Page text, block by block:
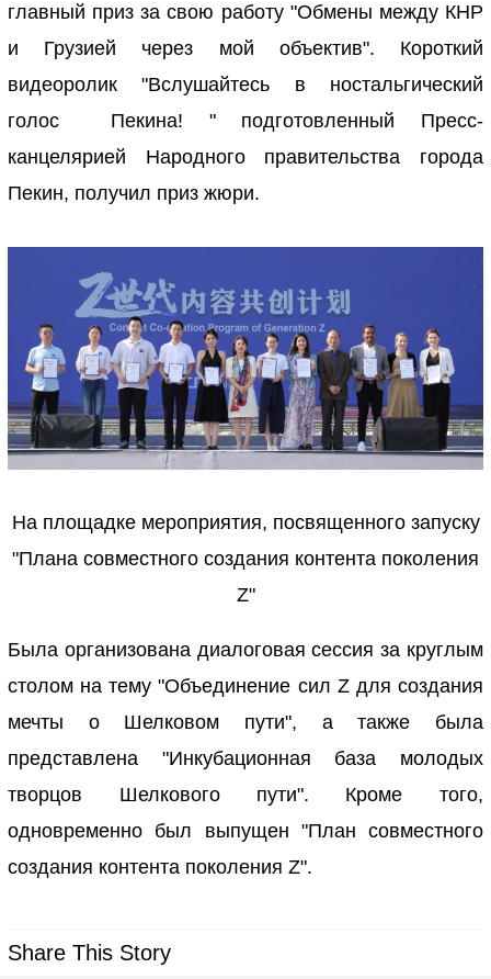
главный приз за свою работу "Обмены между КНР
и Грузией через мой объектив". Короткий
видеоролик "Вслушайтесь в ностальгический
голос Пекина! " подготовленный Пресс-
канцелярией Народного правительства города
Пекин, получил приз жюри.
На площадке мероприятия, посвященного запуску
"Плана совместного создания контента поколения
Z"
Была организована диалоговая сессия за круглым
столом на тему "Объединение сил Z для создания
мечты о Шелковом пути", а также была
представлена "Инкубационная база молодых
творцов Шелкового пути". Кроме того,
одновременно был выпущен "План совместного
создания контента поколения Z".
Share This Story